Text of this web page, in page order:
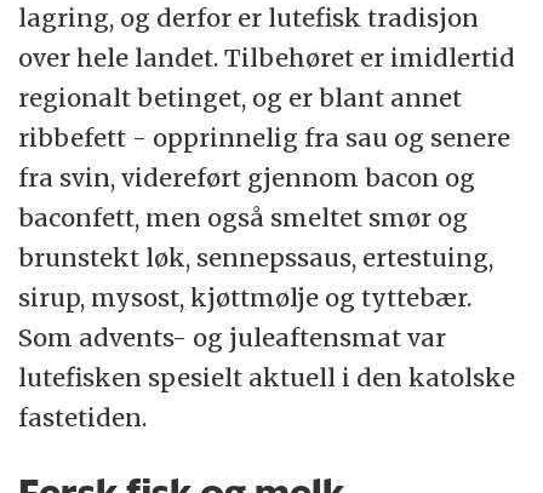
lagring, og derfor er lutefisk tradisjon
over hele landet. Tilbehøret er imidlertid
regionalt betinget, og er blant annet
ribbefett - opprinnelig fra sau og senere
fra svin, videreført gjennom bacon og
baconfett, men også smeltet smør og
brunstekt løk, sennepssaus, ertestuing,
sirup, mysost, kjøttmølje og tyttebær.
Som advents- og juleaftensmat var
lutefisken spesielt aktuell i den katolske
fastetiden.